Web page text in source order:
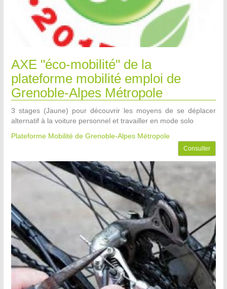
AXE "éco-mobilité" de la
plateforme mobilité emploi de
Grenoble-Alpes Métropole
3 stages (Jaune) pour découvrir les moyens de se déplacer
alternatif à la voiture personnel et travailler en mode solo
Plateforme Mobilité de Grenoble-Alpes Métropole
Consulter